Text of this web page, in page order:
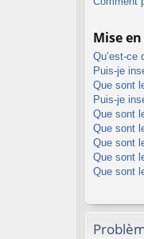
Mise
Qu’est-ce
Puis-je
Que sont
Puis-je
Que sont
Que sont
Que sont
Que sont
Que sont